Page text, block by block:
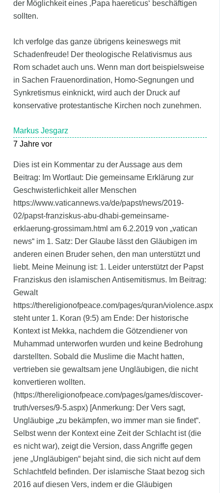
der Möglichkeit eines ‚Papa haereticus‘ beschäftigen
sollten.
Ich verfolge das ganze übrigens keineswegs mit
Schadenfreude! Der theologische Relativismus aus
Rom schadet auch uns. Wenn man dort beispielsweise
in Sachen Frauenordination, Homo-Segnungen und
Synkretismus einknickt, wird auch der Druck auf
konservative protestantische Kirchen noch zunehmen.
Markus Jesgarz
7 Jahre vor
Dies ist ein Kommentar zu der Aussage aus dem
Beitrag: Im Wortlaut: Die gemeinsame Erklärung zur
Geschwisterlichkeit aller Menschen
https://www.vaticannews.va/de/papst/news/2019-
02/papst-franziskus-abu-dhabi-gemeinsame-
erklaerung-grossimam.html am 6.2.2019 von „vatican
news“ im 1. Satz: Der Glaube lässt den Gläubigen im
anderen einen Bruder sehen, den man unterstützt und
liebt. Meine Meinung ist: 1. Leider unterstützt der Papst
Franziskus den islamischen Antisemitismus. Im Beitrag:
Gewalt
https://thereligionofpeace.com/pages/quran/violence.aspx
steht unter 1. Koran (9:5) am Ende: Der historische
Kontext ist Mekka, nachdem die Götzendiener von
Muhammad unterworfen wurden und keine Bedrohung
darstellten. Sobald die Muslime die Macht hatten,
vertrieben sie gewaltsam jene Ungläubigen, die nicht
konvertieren wollten.
(https://thereligionofpeace.com/pages/games/discover-
truth/verses/9-5.aspx) [Anmerkung: Der Vers sagt,
Ungläubige „zu bekämpfen, wo immer man sie findet“.
Selbst wenn der Kontext eine Zeit der Schlacht ist (die
es nicht war), zeigt die Version, dass Angriffe gegen
jene „Ungläubigen“ bejaht sind, die sich nicht auf dem
Schlachtfeld befinden. Der islamische Staat bezog sich
2016 auf diesen Vers, indem er die Gläubigen